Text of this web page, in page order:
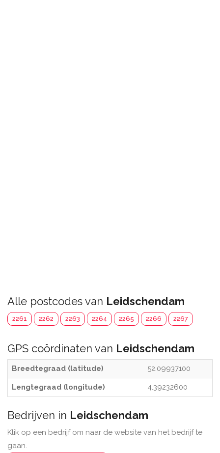
Alle postcodes van Leidschendam
2261 2262 2263 2264 2265 2266 2267
GPS coördinaten van Leidschendam
Breedtegraad (latitude) 52.09937100
Lengtegraad (longitude) 4.39232600
Bedrijven in Leidschendam
Klik op een bedrijf om naar de website van het bedrijf te
gaan.